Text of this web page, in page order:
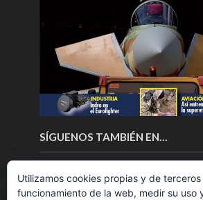
SÍGUENOS TAMBIÉN EN…
Utilizamos cookies propias y de
funcionamiento de la web, medir su uso